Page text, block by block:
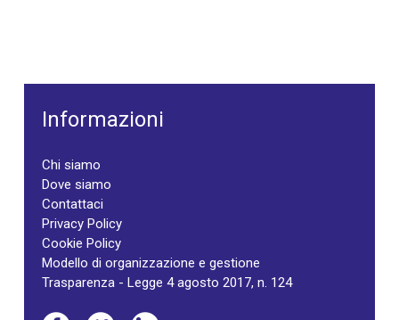
Informazioni
Chi siamo
Dove siamo
Contattaci
Privacy Policy
Cookie Policy
Modello di organizzazione e gestione
Trasparenza - Legge 4 agosto 2017, n. 124